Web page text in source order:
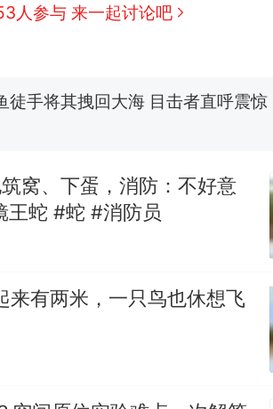
人参与 来一起讨论吧
大王”称号，仅凭视频评出？中国
传话劝弃考 官方通报
全面核查
刀的女孩，因老师一句“跟我回家”
窝、下蛋，消防：不好意
王蛇 #蛇 #消防员
来有两米，一只鸟也休想飞